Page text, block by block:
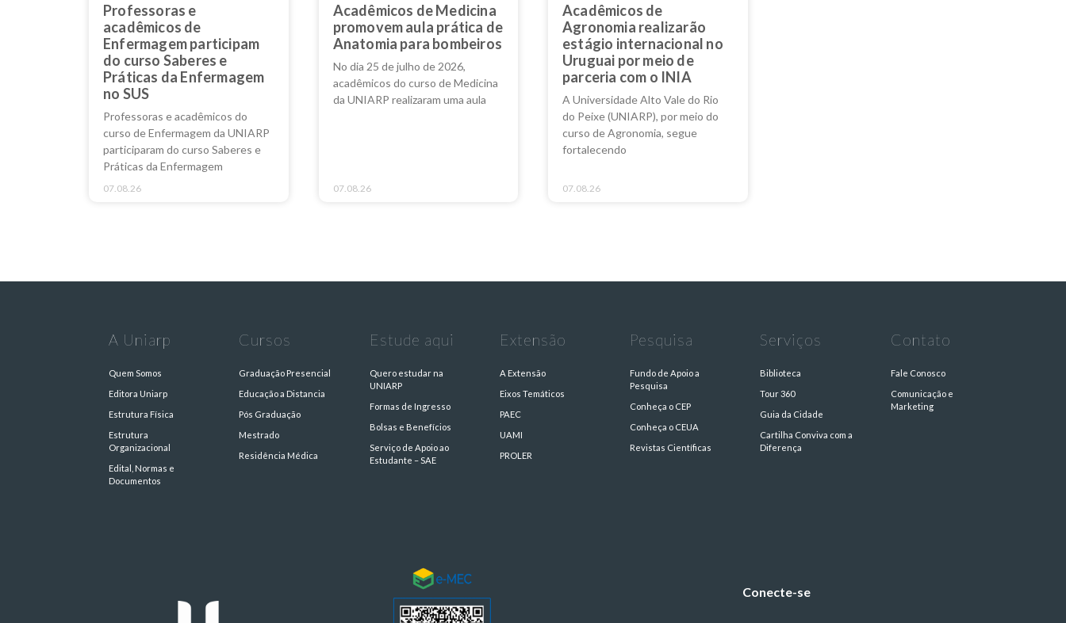
Professoras e
acadêmicos de
Enfermagem participam
do curso Saberes e
Práticas da Enfermagem
no SUS
Professoras e acadêmicos do
curso de Enfermagem da UNIARP
participaram do curso Saberes e
Práticas da Enfermagem
07.08.26
Acadêmicos de Medicina
promovem aula prática de
Anatomia para bombeiros
No dia 25 de julho de 2026,
acadêmicos do curso de Medicina
da UNIARP realizaram uma aula
07.08.26
Acadêmicos de
Agronomia realizarão
estágio internacional no
Uruguai por meio de
parceria com o INIA
A Universidade Alto Vale do Rio
do Peixe (UNIARP), por meio do
curso de Agronomia, segue
fortalecendo
07.08.26
A Uniarp
Quem Somos
Editora Uniarp
Estrutura Física
Estrutura
Organizacional
Edital, Normas e
Documentos
Cursos
Graduação Presencial
Educação a Distancia
Pós Graduação
Mestrado
Residência Médica
Estude aqui
Quero estudar na
UNIARP
Formas de Ingresso
Bolsas e Benefícios
Serviço de Apoio ao
Estudante – SAE
Extensão
A Extensão
Eixos Temáticos
PAEC
UAMI
PROLER
Pesquisa
Fundo de Apoio a
Pesquisa
Conheça o CEP
Conheça o CEUA
Revistas Científicas
Serviços
Biblioteca
Tour 360
Guia da Cidade
Cartilha Conviva com a
Diferença
Contato
Fale Conosco
Comunicação e
Marketing
Conecte-se